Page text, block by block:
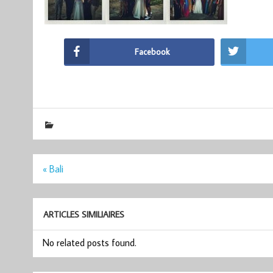
Facebook
Navigation
« Bali
ARTICLES SIMILIAIRES
No related posts found.